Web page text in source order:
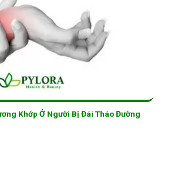
Khớp Ở Người Bị Đái Tháo Đường